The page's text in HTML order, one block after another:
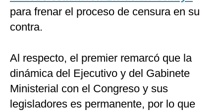
para frenar el proceso de censura en su
contra.
Al respecto, el premier remarcó que la
dinámica del Ejecutivo y del Gabinete
Ministerial con el Congreso y sus
legisladores es permanente, por lo que